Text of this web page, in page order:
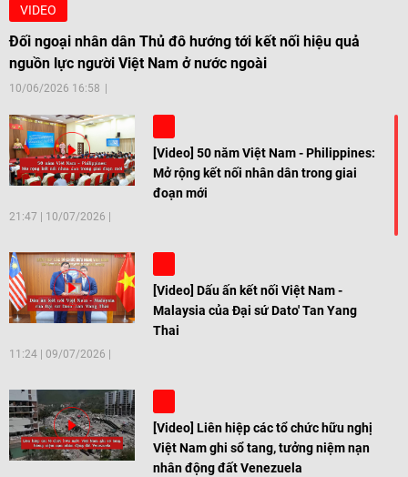
VIDEO
Đối ngoại nhân dân Thủ đô hướng tới kết nối hiệu quả
nguồn lực người Việt Nam ở nước ngoài
10/06/2026 16:58
[Video] 50 năm Việt Nam - Philippines:
Mở rộng kết nối nhân dân trong giai
đoạn mới
21:47 10/07/2026
[Video] Dấu ấn kết nối Việt Nam -
Malaysia của Đại sứ Dato' Tan Yang
Thai
11:24 09/07/2026
[Video] Liên hiệp các tổ chức hữu nghị
Việt Nam ghi sổ tang, tưởng niệm nạn
nhân động đất Venezuela